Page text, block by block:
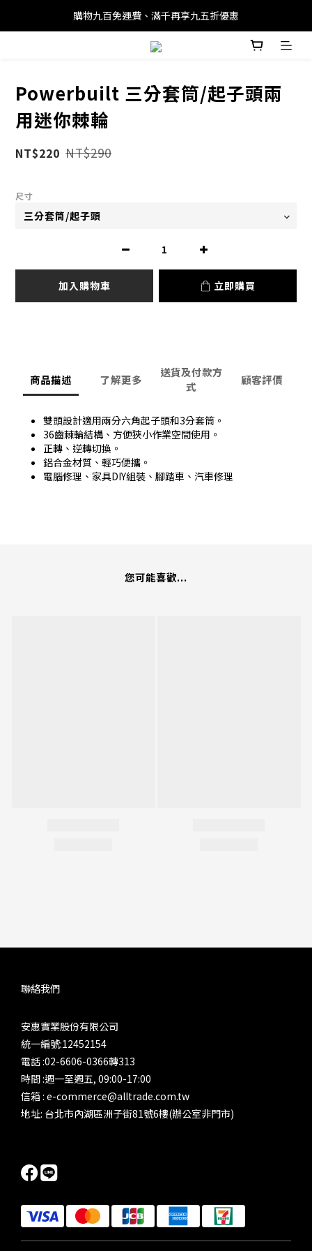
購物九百免運費、滿千再享九五折優惠
Powerbuilt 三分套筒/起子頭兩
用迷你棘輪
NT$220 NT$290
尺寸
加入購物車 立即購買
商品描述 了解更多
送貨及付款方
式
顧客評價
雙頭設計適用兩分六角起子頭和3分套筒。
36齒棘輪結構、方便狹小作業空間使用。
正轉、逆轉切換。
鋁合金材質、輕巧便攜。
電腦修理、家具DIY組裝、腳踏車、汽車修理
您可能喜歡...
聯絡我們
安惠實業股份有限公司
統一編號:12452154
電話 :02-6606-0366轉313
時間 :週一至週五, 09:00-17:00
信箱 : e-commerce@alltrade.com.tw
地址: 台北市內湖區洲子街81號6樓(辦公室非門市)